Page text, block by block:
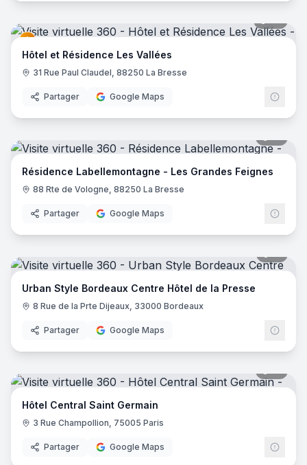
Hôtel et Résidence Les Vallées
31 Rue Paul Claudel, 88250 La Bresse
Partager Google Maps
Résidence Labellemontagne - Les Grandes Feignes
88 Rte de Vologne, 88250 La Bresse
Partager Google Maps
Urban Style Bordeaux Centre Hôtel de la Presse
8 Rue de la Prte Dijeaux, 33000 Bordeaux
Partager Google Maps
Hôtel Central Saint Germain
3 Rue Champollion, 75005 Paris
Partager Google Maps